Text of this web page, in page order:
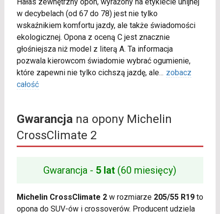
w decybelach (od 67 do 78) jest nie tylko
wskaźnikiem komfortu jazdy, ale także świadomości
ekologicznej. Opona z oceną C jest znacznie
głośniejsza niż model z literą A. Ta informacja
pozwala kierowcom świadomie wybrać ogumienie,
które zapewni nie tylko cichszą jazdę, ale... zobacz
całość
Gwarancjana opony Michelin
CrossClimate 2
Gwarancja - 5 lat (60 miesięcy)
Michelin CrossClimate 2w rozmiarze 205/55 R19to
opona do SUV-ów i crossoverów. Producent udziela